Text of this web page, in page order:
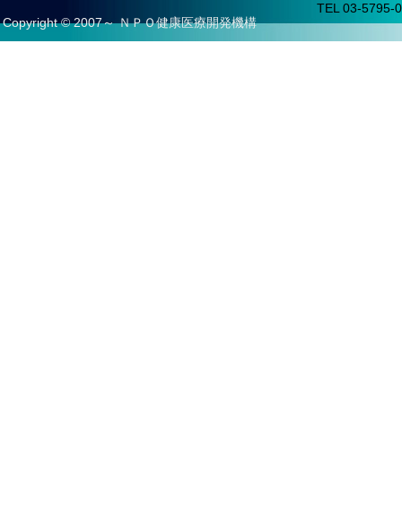
TEL 03-5795-
Copyright © 2007～ ＮＰＯ健康医療開発機構